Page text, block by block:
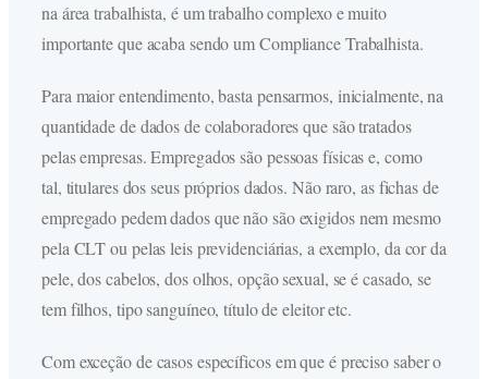
na área trabalhista, é um trabalho complexo e muito
importante que acaba sendo um Compliance Trabalhista.
Para maior entendimento, basta pensarmos, inicialmente, na
quantidade de dados de colaboradores que são tratados
pelas empresas. Empregados são pessoas físicas e, como
tal, titulares dos seus próprios dados. Não raro, as fichas de
empregado pedem dados que não são exigidos nem mesmo
pela CLT ou pelas leis previdenciárias, a exemplo, da cor da
pele, dos cabelos, dos olhos, opção sexual, se é casado, se
tem filhos, tipo sanguíneo, título de eleitor etc.
Com exceção de casos específicos em que é preciso saber o